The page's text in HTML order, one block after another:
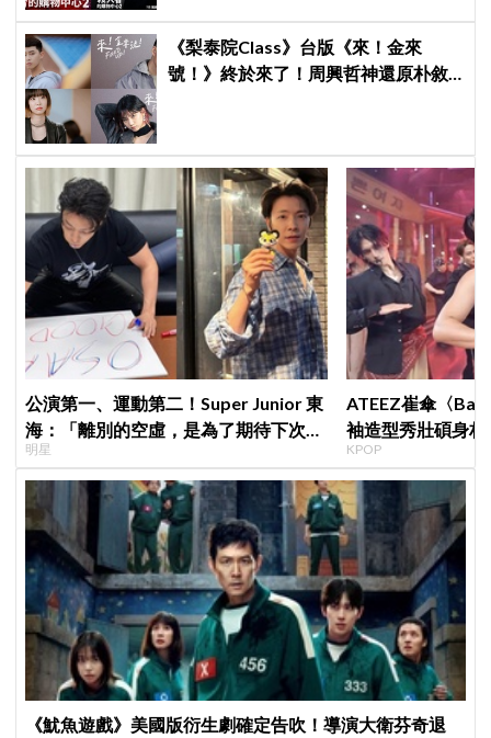
《梨泰院Class》台版《來！金來
號！》終於來了！周興哲神還原朴敘
公演第一、運動第二！Super Junior 東
海：「離別的空虛，是為了期待下次再
見」
明星
ATEEZ崔傘〈
袖造型秀壯碩身
Shorts演算法
KPOP
《魷魚遊戲》美國版衍生劇確定告吹！導演大衛芬奇退